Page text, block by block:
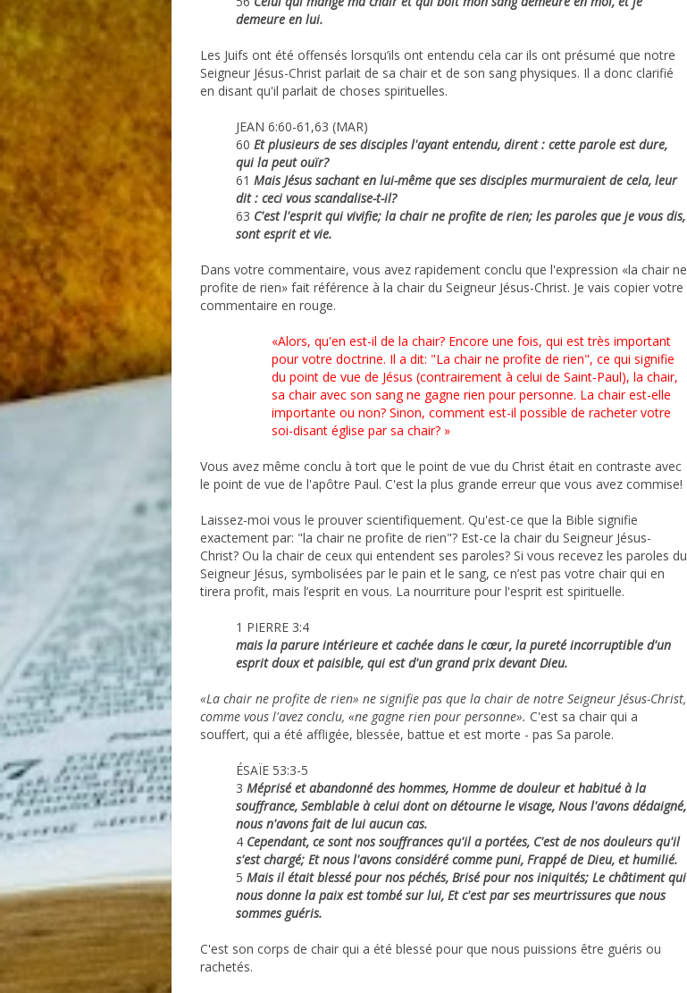
demeure en lui.
Les Juifs ont été offensés lorsqu’ils ont entendu cela car ils ont présumé que notre
Seigneur Jésus-Christ parlait de sa chair et de son sang physiques. Il a donc clarifié
en disant qu'il parlait de choses spirituelles.
JEAN 6:60-61,63 (MAR)
60 Et plusieurs de ses disciples l'ayant entendu, dirent : cette parole est dure,
qui la peut ouïr?
61 Mais Jésus sachant en lui-même que ses disciples murmuraient de cela, leur
dit : ceci vous scandalise-t-il?
63 C'est l'esprit qui vivifie; la chair ne profite de rien; les paroles que je vous dis,
sont esprit et vie.
Dans votre commentaire, vous avez rapidement conclu que l'expression «la chair ne
profite de rien» fait référence à la chair du Seigneur Jésus-Christ. Je vais copier votre
commentaire en rouge.
«Alors, qu'en est-il de la chair? Encore une fois, qui est très important
pour votre doctrine. Il a dit: "La chair ne profite de rien", ce qui signifie
du point de vue de Jésus (contrairement à celui de Saint-Paul), la chair,
sa chair avec son sang ne gagne rien pour personne. La chair est-elle
importante ou non? Sinon, comment est-il possible de racheter votre
soi-disant église par sa chair? »
Vous avez même conclu à tort que le point de vue du Christ était en contraste avec
le point de vue de l'apôtre Paul. C'est la plus grande erreur que vous avez commise!
Laissez-moi vous le prouver scientifiquement. Qu'est-ce que la Bible signifie
exactement par: "la chair ne profite de rien"? Est-ce la chair du Seigneur Jésus-
Christ? Ou la chair de ceux qui entendent ses paroles? Si vous recevez les paroles du
Seigneur Jésus, symbolisées par le pain et le sang, ce n’est pas votre chair qui en
tirera profit, mais l’esprit en vous. La nourriture pour l'esprit est spirituelle.
1 PIERRE 3:4
mais la parure intérieure et cachée dans le cœur, la pureté incorruptible d'un
esprit doux et paisible, qui est d'un grand prix devant Dieu.
«La chair ne profite de rien» ne signifie pas que la chair de notre Seigneur Jésus-Christ,
comme vous l'avez conclu, «ne gagne rien pour personne». C'est sa chair qui a
souffert, qui a été affligée, blessée, battue et est morte - pas Sa parole.
ÉSAÏE 53:3-5
3 Méprisé et abandonné des hommes, Homme de douleur et habitué à la
souffrance, Semblable à celui dont on détourne le visage, Nous l'avons dédaigné,
nous n'avons fait de lui aucun cas.
4 Cependant, ce sont nos souffrances qu'il a portées, C'est de nos douleurs qu'il
s'est chargé; Et nous l'avons considéré comme puni, Frappé de Dieu, et humilié.
5 Mais il était blessé pour nos péchés, Brisé pour nos iniquités; Le châtiment qui
nous donne la paix est tombé sur lui, Et c'est par ses meurtrissures que nous
sommes guéris.
C'est son corps de chair qui a été blessé pour que nous puissions être guéris ou
rachetés.